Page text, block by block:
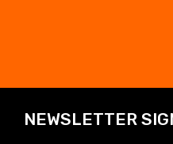
NEWSLETTER